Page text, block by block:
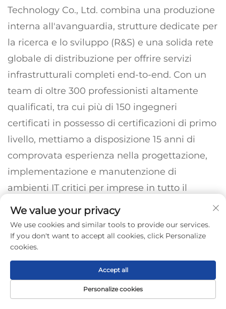
Technology Co., Ltd. combina una produzione
interna all'avanguardia, strutture dedicate per
la ricerca e lo sviluppo (R&S) e una solida rete
globale di distribuzione per offrire servizi
infrastrutturali completi end-to-end. Con un
team di oltre 300 professionisti altamente
qualificati, tra cui più di 150 ingegneri
certificati in possesso di certificazioni di primo
livello, mettiamo a disposizione 15 anni di
comprovata esperienza nella progettazione,
implementazione e manutenzione di
ambienti IT critici per imprese in tutto il
mondo. Il nostro approccio verticalmente
integrato garantisce un controllo qualità
senza interruzioni, dalla fornitura dei
componenti fino all’implementazione finale.
In qualità di partner autorizzati di Huawei,
xFusion, Dell, HPE e Lenovo, forniamo: server
per elaborazione dati, storage di rete, switch
Homepage Prodotto Circa CONTATTO
We value your privacy
We use cookies and similar tools to provide our services.
If you don't want to accept all cookies, click Personalize
cookies.
Personalize cookies
Accept all